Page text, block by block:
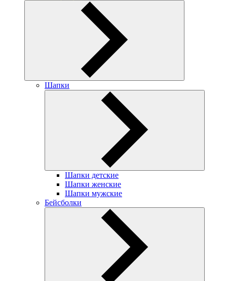
Шапки
Шапки детские
Шапки женские
Шапки мужские
Бейсболки